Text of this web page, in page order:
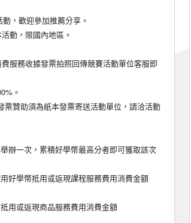
，歡迎參加推薦分享。
動，限國內地區。
服務收據發票拍照回傳競賽活動單位客服即
。
贊助須為紙本發票寄送活動單位，請洽活動
辦一次，累積好學幣最高分者即可獲取該次
好學幣抵用或返現課程服務費用消費金額
用或返現商品服務費用消費金額